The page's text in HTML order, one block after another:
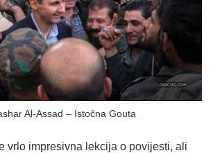
Al-Assad – Istočna Gouta
vrlo impresivna lekcija o povijesti, ali